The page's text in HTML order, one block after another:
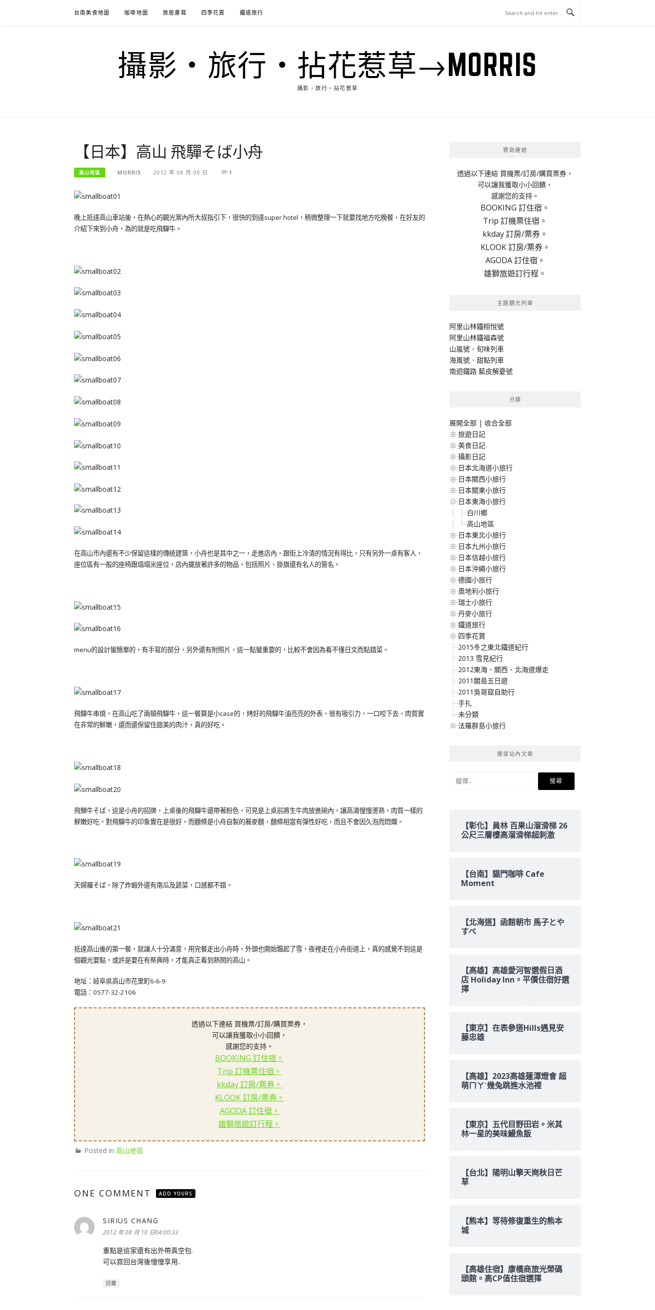
台南美食地圖 咖啡地圖 旅居書寫 四季花賞 鐵道旅行
攝影‧旅行‧拈花惹草→MORRIS
攝影‧旅行‧拈花惹草
【日本】高山 飛驒そば小舟
高山地區 MORRIS 2012 年 08 月 09 日 1
晚上抵達高山車站後，在熱心的觀光案內所大叔指引下，很快的到達super hotel，稍微整理一下就要找地方吃晚餐，在好友的
介紹下來到小舟，為的就是吃飛驒牛。
在高山市內還有不少保留這樣的傳統建築，小舟也是其中之一，走進店內，跟街上冷清的情況有得比，只有另外一桌有客人，
座位區有一般的座椅跟塌塌米座位，店內擺放著許多的物品，包括照片、掛旗還有名人的簽名。
menu的設計蠻簡單的，有手寫的部分，另外還有附照片，這一點蠻重要的，比較不會因為看不懂日文而點錯菜。
飛驒牛串燒，在高山吃了兩頓飛驒牛，這一餐算是小case的，烤好的飛驒牛油亮亮的外表，很有吸引力，一口咬下去，肉質實
在非常的鮮嫩，還而還保留住甜美的肉汁，真的好吃。
飛騨牛そば，這是小舟的招牌，上桌後的飛驒牛還帶著粉色，可見是上桌前將生牛肉放進碗內，讓高湯慢慢燙熟，肉質一樣的
鮮嫩好吃，對飛驒牛的印象實在是很好。而麵條是小舟自製的蕎麥麵，麵條相當有彈性好吃，而且不會因久泡而悶爛。
天婦羅そば，除了炸蝦外還有南瓜及蔬菜，口感都不錯。
抵達高山後的第一餐，就讓人十分滿意，用完餐走出小舟時，外頭也開始飄起了雪，夜裡走在小舟街道上，真的感覺不到這是
個觀光要點，或許是要在有祭典時，才能真正看到熱鬧的高山。
地址：岐阜県高山市花里町6-6-9
電話：0577-32-2106
透過以下連結 買機票/訂房/購買票券，
可以讓我獲取小小回饋，
感謝您的支持。
BOOKING 訂住宿。
Trip 訂機票住宿。
kkday 訂房/票券。
KLOOK 訂房/票券。
AGODA 訂住宿。
雄獅旅遊訂行程。
Posted in 高山地區
ONE COMMENT ADD YOURS
SIRIUS CHANG
示:
2012 年 08 月 10 日04:00:33
重點是這家還有出外帶真空包.
可以買回台灣後慢慢享用..
回覆
贊助連結
透過以下連結 買機票/訂房/購買票券，
可以讓我獲取小小回饋，
感謝您的支持。
BOOKING 訂住宿。
Trip 訂機票住宿。
kkday 訂房/票券。
KLOOK 訂房/票券。
AGODA 訂住宿。
雄獅旅遊訂行程。
主題觀光列車
阿里山林鐵栩悅號
阿里山林鐵福森號
山嵐號．旬味列車
海風號．甜點列車
南迴鐵路 藍皮解憂號
分類
展開全部 | 收合全部
旅遊日記
美食日記
攝影日記
日本北海道小旅行
日本關西小旅行
日本關東小旅行
日本東海小旅行
白川鄉
高山地區
日本東北小旅行
日本九州小旅行
日本信越小旅行
日本沖繩小旅行
德國小旅行
奧地利小旅行
瑞士小旅行
丹麥小旅行
鐵道旅行
四季花賞
2015冬之東北鐵道紀行
2013 雪見紀行
2012東海、關西、北海道爆走
2011關島五日遊
2011吳哥窟自助行
手扎
未分類
法羅群島小旅行
搜尋站內文章
【彰化】員林 百果山溜滑梯 26
公尺三層樓高溜滑梯超刺激
【台南】貓門咖啡 Cafe
Moment
【北海道】函館朝市 馬子とや
すべ
【高雄】高雄愛河智選假日酒
店 Holiday Inn。平價住宿好選
擇
【東京】在表參道Hills遇見安
藤忠雄
【高雄】2023高雄蓮潭燈會 超
萌ㄇㄚˊ幾兔跳進水池裡
【東京】五代目野田岩。米其
林一星的美味鰻魚飯
【台北】陽明山擎天崗秋日芒
草
【熊本】等待修復重生的熊本
城
【高雄住宿】康橋商旅光榮碼
頭館。高CP值住宿選擇